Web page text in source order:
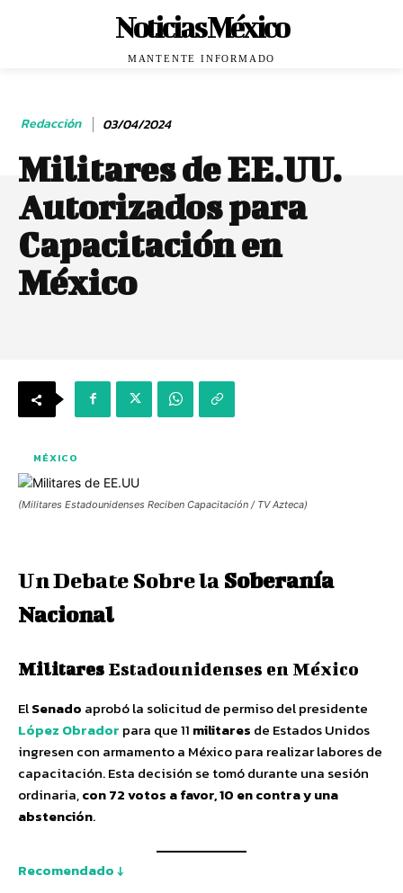
Noticias México
MANTENTE INFORMADO
Redacción 03/04/2024
Militares de EE.UU.
Autorizados para
Capacitación en
México
MÉXICO
(Militares Estadounidenses Reciben Capacitación / TV Azteca)
Un Debate Sobre la Soberanía
Nacional
Militares Estadounidenses en México
ElSenado aprobó la solicitud de permiso del presidente
López Obrador para que 11 militares de Estados Unidos
ingresen con armamento a México para realizar labores de
capacitación. Esta decisión se tomó durante una sesión
ordinaria,con 72 votos a favor, 10 en contra y una
abstención.
Recomendado ↓